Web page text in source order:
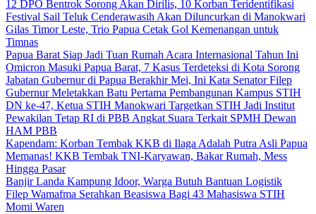
12 DPO Bentrok Sorong Akan Dirilis, 10 Korban Teridentifikasi
Festival Sail Teluk Cenderawasih Akan Diluncurkan di Manokwari
Gilas Timor Leste, Trio Papua Cetak Gol Kemenangan untuk
Timnas
Papua Barat Siap Jadi Tuan Rumah Acara Internasional Tahun Ini
Omicron Masuki Papua Barat, 7 Kasus Terdeteksi di Kota Sorong
Jabatan Gubernur di Papua Berakhir Mei, Ini Kata Senator Filep
Gubernur Meletakkan Batu Pertama Pembangunan Kampus STIH
DN ke-47, Ketua STIH Manokwari Targetkan STIH Jadi Institut
Pewakilan Tetap RI di PBB Angkat Suara Terkait SPMH Dewan
HAM PBB
Kapendam: Korban Tembak KKB di Ilaga Adalah Putra Asli Papua
Memanas! KKB Tembak TNI-Karyawan, Bakar Rumah, Mess
Hingga Pasar
Banjir Landa Kampung Idoor, Warga Butuh Bantuan Logistik
Filep Wamafma Serahkan Beasiswa Bagi 43 Mahasiswa STIH
Momi Waren